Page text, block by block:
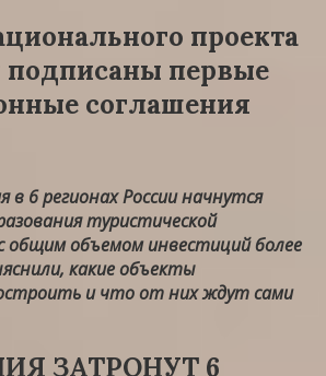
проекта
подписаны первые
соглашения
6 регионах России начнутся
туристической
общим объемом инвестиций более
какие объекты
и что от них ждут сами
ЗАТРОНУТ 6